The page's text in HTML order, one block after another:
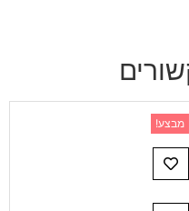
מבצע!